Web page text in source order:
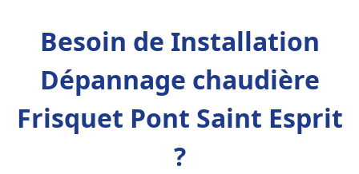
Besoin de Installation
Dépannage chaudière
Frisquet Pont Saint Esprit
?